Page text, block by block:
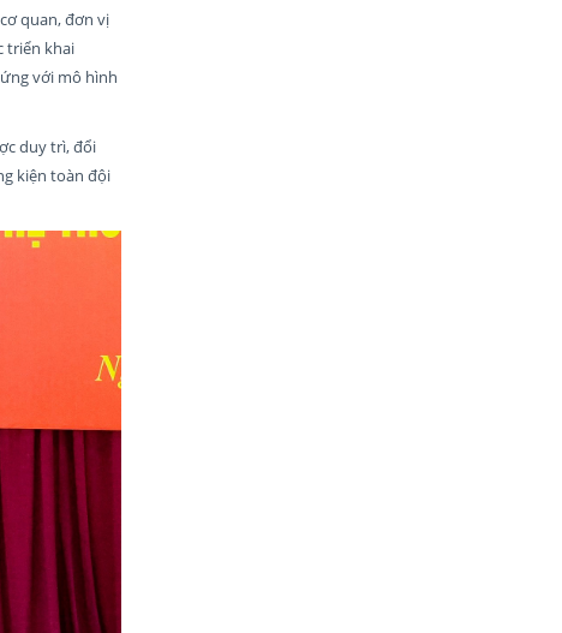
quan, đơn vị
triển khai
với mô hình
duy trì, đổi
kiện toàn đội